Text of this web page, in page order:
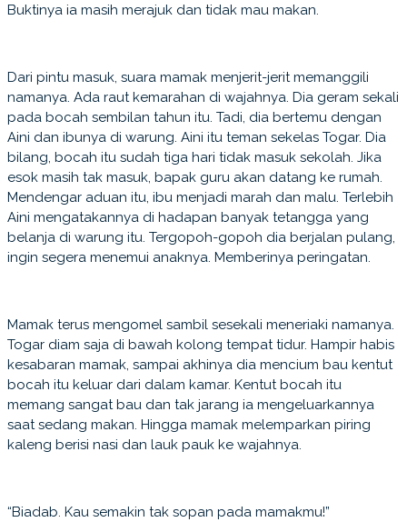
Buktinya ia masih merajuk dan tidak mau makan.
Dari pintu masuk, suara mamak menjerit-jerit memanggili
namanya. Ada raut kemarahan di wajahnya. Dia geram sekali
pada bocah sembilan tahun itu. Tadi, dia bertemu dengan
Aini dan ibunya di warung. Aini itu teman sekelas Togar. Dia
bilang, bocah itu sudah tiga hari tidak masuk sekolah. Jika
esok masih tak masuk, bapak guru akan datang ke rumah.
Mendengar aduan itu, ibu menjadi marah dan malu. Terlebih
Aini mengatakannya di hadapan banyak tetangga yang
belanja di warung itu. Tergopoh-gopoh dia berjalan pulang,
ingin segera menemui anaknya. Memberinya peringatan.
Mamak terus mengomel sambil sesekali meneriaki namanya.
Togar diam saja di bawah kolong tempat tidur. Hampir habis
kesabaran mamak, sampai akhinya dia mencium bau kentut
bocah itu keluar dari dalam kamar. Kentut bocah itu
memang sangat bau dan tak jarang ia mengeluarkannya
saat sedang makan. Hingga mamak melemparkan piring
kaleng berisi nasi dan lauk pauk ke wajahnya.
“Biadab. Kau semakin tak sopan pada mamakmu!”